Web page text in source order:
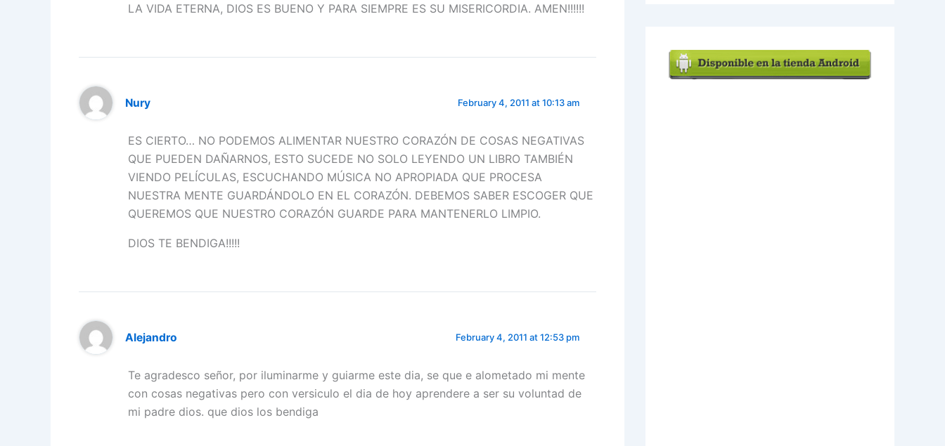
LA VIDA ETERNA, DIOS ES BUENO Y PARA SIEMPRE ES SU MISERICORDIA. AMEN!!!!!!
Nury February 4, 2011 at 10:13 am
ES CIERTO… NO PODEMOS ALIMENTAR NUESTRO CORAZÓN DE COSAS NEGATIVAS
QUE PUEDEN DAÑARNOS, ESTO SUCEDE NO SOLO LEYENDO UN LIBRO TAMBIÉN
VIENDO PELÍCULAS, ESCUCHANDO MÚSICA NO APROPIADA QUE PROCESA
NUESTRA MENTE GUARDÁNDOLO EN EL CORAZÓN. DEBEMOS SABER ESCOGER QUE
QUEREMOS QUE NUESTRO CORAZÓN GUARDE PARA MANTENERLO LIMPIO.
DIOS TE BENDIGA!!!!!
Alejandro February 4, 2011 at 12:53 pm
Te agradesco señor, por iluminarme y guiarme este dia, se que e alometado mi mente
con cosas negativas pero con versiculo el dia de hoy aprendere a ser su voluntad de
mi padre dios. que dios los bendiga